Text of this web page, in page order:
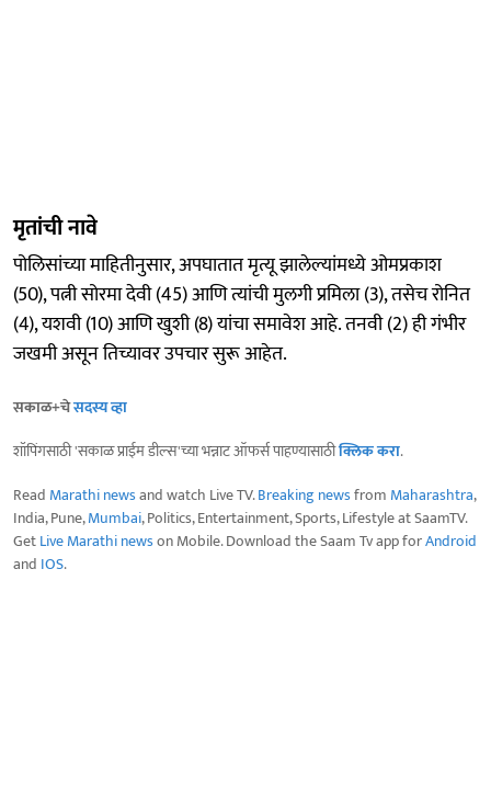
मृतांची नावे
पोलिसांच्या माहितीनुसार, अपघातात मृत्यू झालेल्यांमध्ये ओमप्रकाश
(50), पत्नी सोरमा देवी (45) आणि त्यांची मुलगी प्रमिला (3), तसेच रोनित
(4), यशवी (10) आणि खुशी (8) यांचा समावेश आहे. तनवी (2) ही गंभीर
जखमी असून तिच्यावर उपचार सुरू आहेत.
सकाळ+चेसदस्य व्हा
शॉपिंगसाठी 'सकाळ प्राईम डील्स'च्या भन्नाट ऑफर्स पाहण्यासाठीक्लिक करा.
Read Marathi newsand watch Live TV.Breaking newsfrom Maharashtra,
India, Pune,Mumbai, Politics, Entertainment, Sports, Lifestyle at SaamTV.
GetLive Marathi newson Mobile. Download the Saam Tv app forAndroid
and IOS.